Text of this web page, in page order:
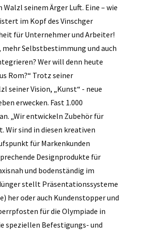
seinem Ärger Luft. Eine – wie
im Kopf des Vinschger
für Unternehmer und Arbeiter!
Selbstbestimmung und auch
Wer will denn heute
Rom?“ Trotz seiner
Vision, „Kunst“ - neue
erwecken. Fast 1.000
„Wir entwickeln Zubehör für
Wir sind in diesen kreativen
für Markenkunden
Designprodukte für
und bodenständig im
stellt Präsentationssysteme
her oder auch Kundenstopper und
für die Olympiade in
speziellen Befestigungs- und